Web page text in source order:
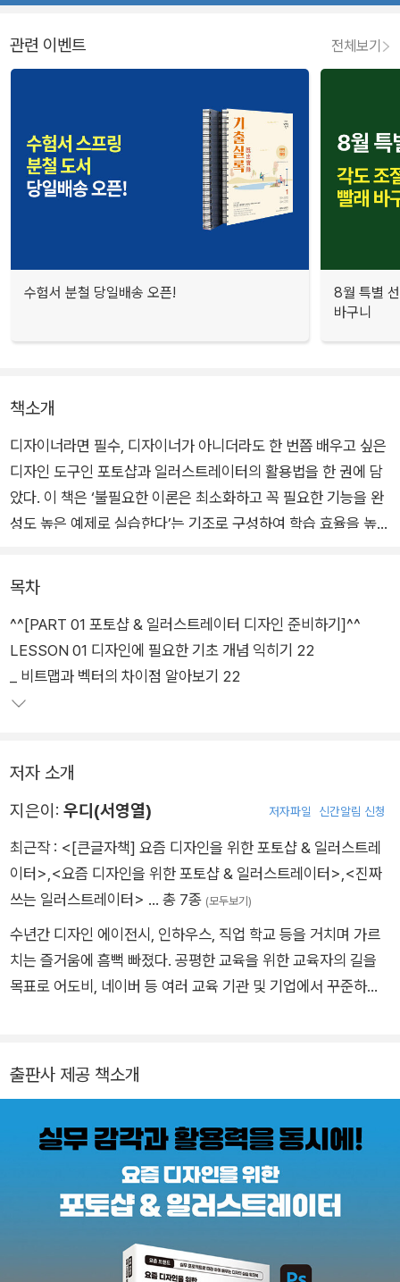
관련 이벤트 전체보기
수험서 분철 당일배송 오픈!
8월 특별
바구니
책소개
디자이너라면 필수, 디자이너가 아니더라도 한 번쯤 배우고 싶은
디자인 도구인 포토샵과 일러스트레이터의 활용법을 한 권에 담
았다. 이 책은 ‘불필요한 이론은 최소화하고 꼭 필요한 기능을 완
성도 높은 예제로 실습한다’는 기조로 구성하여 학습 효율을 높이
초보자는 물론, 실무 경험이 적은 디자이너도 바로 써먹을 수 있
는 실력을 쌓는 데 큰 도움이 될 것이다. 최신 트렌드에 맞게 어도
비의 새로운 기능인 피사체 자동 선택이나 생성형 인공지능 등을
포함하고 있으며, 포토샵과 일러스트레이터를 연동해 효율적으
로 디자인하는 방법도 소개한다.
목차
^^[PART 01 포토샵 & 일러스트레이터 디자인 준비하기]^^
LESSON 01 디자인에 필요한 기초 개념 익히기 22
_ 비트맵과 벡터의 차이점 알아보기 22
저자 소개
지은이: 우디(서영열) 저자파일 신간알림 신청
최근작 : <[큰글자책] 요즘 디자인을 위한 포토샵 & 일러스트레
이터>,<요즘 디자인을 위한 포토샵 & 일러스트레이터>,<진짜
쓰는 일러스트레이터> … 총 7종 (모두보기)
수년간 디자인 에이전시, 인하우스, 직업 학교 등을 거치며 가르
치는 즐거움에 흠뻑 빠졌다. 공평한 교육을 위한 교육자의 길을
목표로 어도비, 네이버 등 여러 교육 기관 및 기업에서 꾸준하게
자 포토샵, 일러스트레이터, 프리미어 프로, 애프터 이펙트 등 디
utube.com/@rollstory
출판사 제공 책소개